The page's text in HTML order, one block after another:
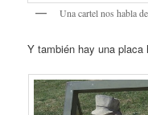
Una cartel nos habla
Y también hay una placa